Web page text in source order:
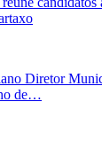
Diretor
de…